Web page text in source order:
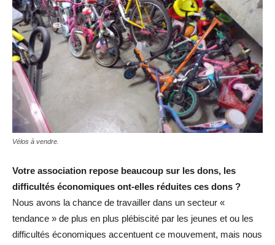
Vélos à vendre.
Votre association repose beaucoup sur les dons, les
difficultés économiques ont-elles réduites ces dons ?
Nous avons la chance de travailler dans un secteur «
tendance » de plus en plus plébiscité par les jeunes et ou les
difficultés économiques accentuent ce mouvement, mais nous